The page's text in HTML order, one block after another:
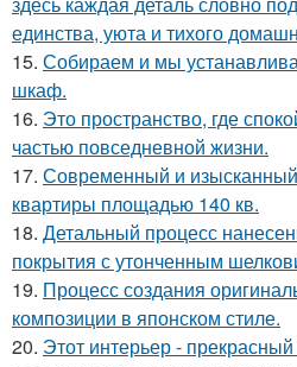
единства, уюта и тихого
15. Собираем и мы
шкаф.
16. Это пространство, где
частью повседневной жизни.
17. Современный и
квартиры площадью 140 кв.
18. Детальный процесс
покрытия с утонченным
19. Процесс создания
композиции в японском стиле.
20. Этот интерьер -